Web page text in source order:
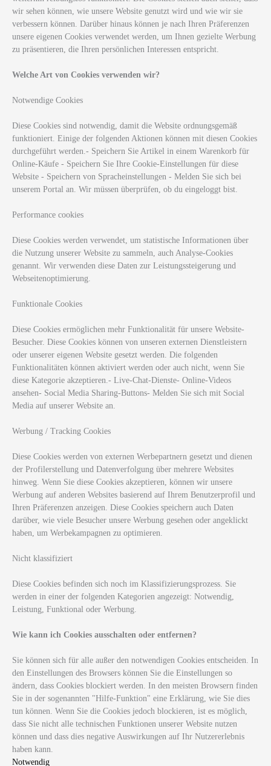
wir sehen können, wie unsere Website genutzt wird und wie wir sie
verbessern können. Darüber hinaus können je nach Ihren Präferenzen
unsere eigenen Cookies verwendet werden, um Ihnen gezielte Werbung
zu präsentieren, die Ihren persönlichen Interessen entspricht.
Welche Art von Cookies verwenden wir?
Notwendige Cookies
Diese Cookies sind notwendig, damit die Website ordnungsgemäß
funktioniert. Einige der folgenden Aktionen können mit diesen Cookies
durchgeführt werden.- Speichern Sie Artikel in einem Warenkorb für
Online-Käufe - Speichern Sie Ihre Cookie-Einstellungen für diese
Website - Speichern von Spracheinstellungen - Melden Sie sich bei
unserem Portal an. Wir müssen überprüfen, ob du eingeloggt bist.
Performance cookies
Diese Cookies werden verwendet, um statistische Informationen über
die Nutzung unserer Website zu sammeln, auch Analyse-Cookies
genannt. Wir verwenden diese Daten zur Leistungssteigerung und
Webseitenoptimierung.
Funktionale Cookies
Diese Cookies ermöglichen mehr Funktionalität für unsere Website-
Besucher. Diese Cookies können von unseren externen Dienstleistern
oder unserer eigenen Website gesetzt werden. Die folgenden
Funktionalitäten können aktiviert werden oder auch nicht, wenn Sie
diese Kategorie akzeptieren.- Live-Chat-Dienste- Online-Videos
ansehen- Social Media Sharing-Buttons- Melden Sie sich mit Social
Media auf unserer Website an.
Werbung / Tracking Cookies
Diese Cookies werden von externen Werbepartnern gesetzt und dienen
der Profilerstellung und Datenverfolgung über mehrere Websites
hinweg. Wenn Sie diese Cookies akzeptieren, können wir unsere
Werbung auf anderen Websites basierend auf Ihrem Benutzerprofil und
Ihren Präferenzen anzeigen. Diese Cookies speichern auch Daten
darüber, wie viele Besucher unsere Werbung gesehen oder angeklickt
haben, um Werbekampagnen zu optimieren.
Nicht klassifiziert
Diese Cookies befinden sich noch im Klassifizierungsprozess. Sie
werden in einer der folgenden Kategorien angezeigt: Notwendig,
Leistung, Funktional oder Werbung.
Wie kann ich Cookies ausschalten oder entfernen?
Sie können sich für alle außer den notwendigen Cookies entscheiden. In
den Einstellungen des Browsers können Sie die Einstellungen so
ändern, dass Cookies blockiert werden. In den meisten Browsern finden
Sie in der sogenannten "Hilfe-Funktion" eine Erklärung, wie Sie dies
tun können. Wenn Sie die Cookies jedoch blockieren, ist es möglich,
dass Sie nicht alle technischen Funktionen unserer Website nutzen
können und dass dies negative Auswirkungen auf Ihr Nutzererlebnis
haben kann.
Notwendig